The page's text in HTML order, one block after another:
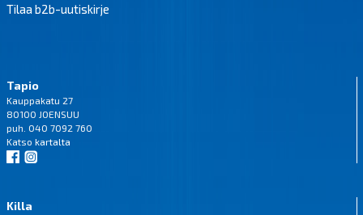
Tilaa b2b-uutiskirje
Tapio
Kauppakatu 27
80100 JOENSUU
puh. 040 7092 760
Katso kartalta
Killa